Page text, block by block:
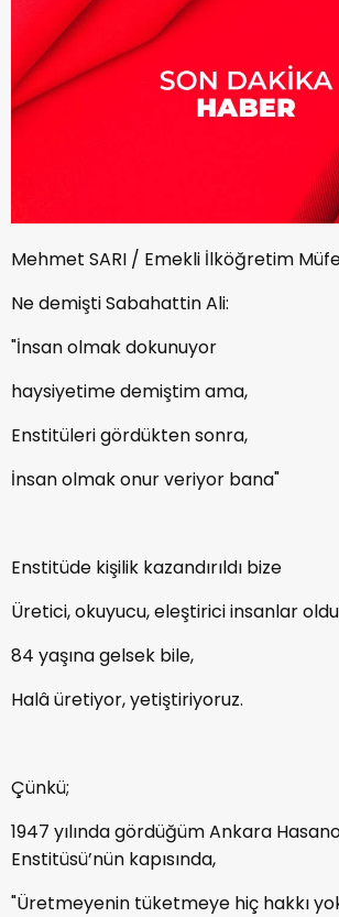
Mehmet SARI / Emekli İlköğretim
Ne demişti Sabahattin Ali:
"İnsan olmak dokunuyor
haysiyetime demiştim ama,
Enstitüleri gördükten sonra,
İnsan olmak onur veriyor bana"
Enstitüde kişilik kazandırıldı bize
Üretici, okuyucu, eleştirici insanlar
84 yaşına gelsek bile,
Halâ üretiyor, yetiştiriyoruz.
Çünkü;
1947 yılında gördüğüm Ankara
Enstitüsü’nün kapısında,
"Üretmeyenin tüketmeye hiç hakkı